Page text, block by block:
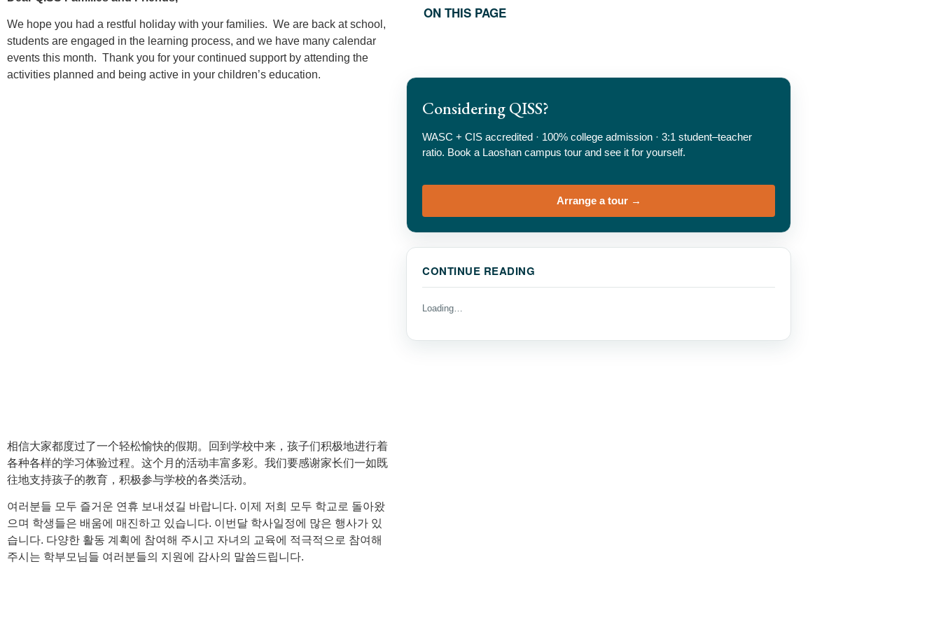
We hope you had a restful holiday with your families. We are back at school,
students are engaged in the learning process, and we have many calendar
events this month. Thank you for your continued support by attending the
activities planned and being active in your children’s education.
相信大家都度过了一个轻松愉快的假期。回到学校中来，孩子们积极地进行着
各种各样的学习体验过程。这个月的活动丰富多彩。我们要感谢家长们一如既
往地支持孩子的教育，积极参与学校的各类活动。
여러분들 모두 즐거운 연휴 보내셨길 바랍니다. 이제 저희 모두 학교로 돌아왔
으며 학생들은 배움에 매진하고 있습니다. 이번달 학사일정에 많은 행사가 있
습니다. 다양한 활동 계획에 참여해 주시고 자녀의 교육에 적극적으로 참여해
주시는 학부모님들 여러분들의 지원에 감사의 말씀드립니다.
ON THIS PAGE
Considering QISS?
WASC + CIS accredited · 100% college admission · 3:1 student–teacher
ratio. Book a Laoshan campus tour and see it for yourself.
Arrange a tour →
CONTINUE READING
Loading…